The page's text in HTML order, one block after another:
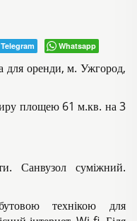
Telegram Whatsapp
для оренди, м. Ужгород,
площею 61 м.кв. на 3
Санвузол суміжний.
технікою для